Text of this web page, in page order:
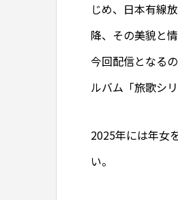
じめ、日本有線
降、その美貌と
今回配信となる
ルバム「旅歌シ
2025年には年女
い。